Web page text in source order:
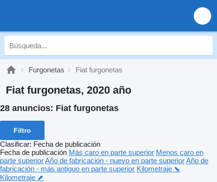
Furgonetas Fiat furgonetas
Fiat furgonetas, 2020 año
28 anuncios: Fiat furgonetas
Filtro
Clasificar: Fecha de publicación
Fecha de publicación Más caro en parte superior Menos caro en
parte superiorAño de fabricación - nuevo en parte superiorAño de
fabricación - más antiguo en parte superior Kilometraje ⬊
Kilometraje ⬈